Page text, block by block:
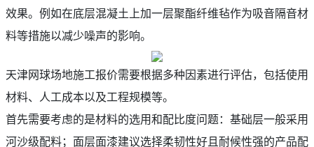
效果。例如在底层混凝土上加一层聚酯纤维毡作为吸音隔音材
料等措施以减少噪声的影响。
天津网球场地施工报价需要根据多种因素进行评估，包括使用
材料、人工成本以及工程规模等。
首先需要考虑的是材料的选用和配比度问题：基础层一般采用
河沙级配料；面层面漆建议选择柔韧性好且耐候性强的产品配